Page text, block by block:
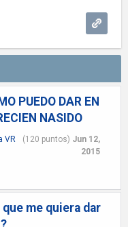
PUEDO DAR EN
NASIDO
VR (120 puntos) Jun 12,
2015
me quiera dar